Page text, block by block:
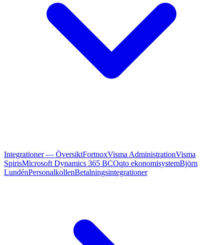
Integrationer — ÖversiktFortnoxVisma AdministrationVisma
SpirisMicrosoft Dynamics 365 BCOqto ekonomisystemBjörn
LundénPersonalkollenBetalningsintegrationer